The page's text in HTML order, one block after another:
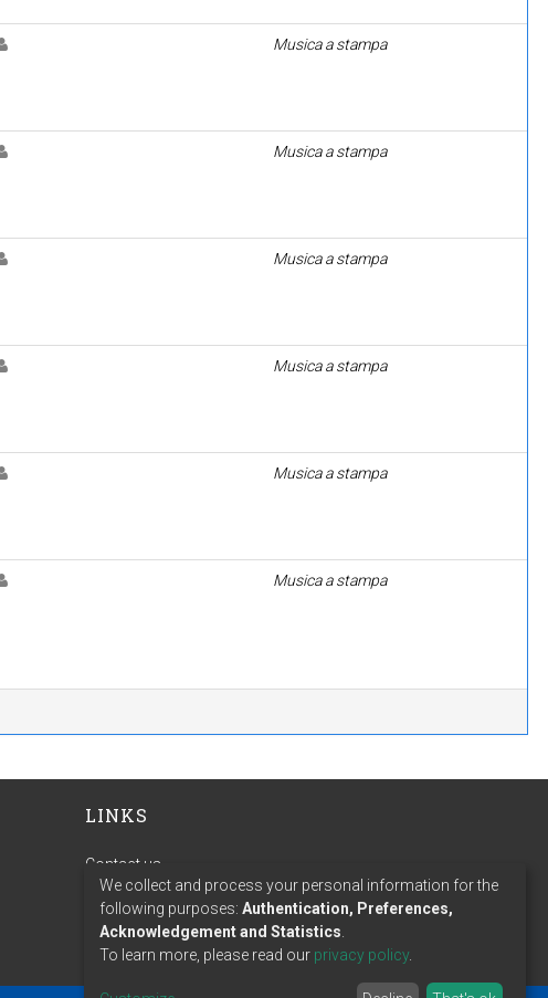
Musica a stampa
Musica a stampa
Musica a stampa
Musica a stampa
Musica a stampa
Musica a stampa
LINKS
Contact us
Terms of use
Privacy policy
We collect and process your personal information for the
following purposes: Authentication, Preferences,
Acknowledgement and Statistics
To learn more, please read our privacy policy.